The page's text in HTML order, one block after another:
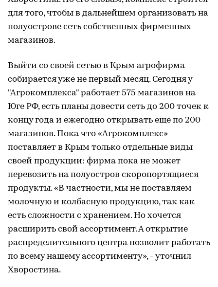
для того, чтобы в дальнейшем организовать на
полуострове сеть собственных фирменных
магазинов.
Выйти со своей сетью в Крым агрофирма
собирается уже не первый месяц. Сегодня у
"Агрокомплекса" работает 575 магазинов на
Юге РФ, есть планы довести сеть до 200 точек к
концу года и ежегодно открывать еще по 200
магазинов. Пока что «Агрокомплекс»
поставляет в Крым только отдельные виды
своей продукции: фирма пока не может
перевозить на полуостров скоропортящиеся
продукты. «В частности, мы не поставляем
молочную и колбасную продукцию, так как
есть сложности с хранением. Но хочется
расширить свой ассортимент. А открытие
распределительного центра позволит работать
по всему нашему ассортименту», - уточнил
Хворостина.